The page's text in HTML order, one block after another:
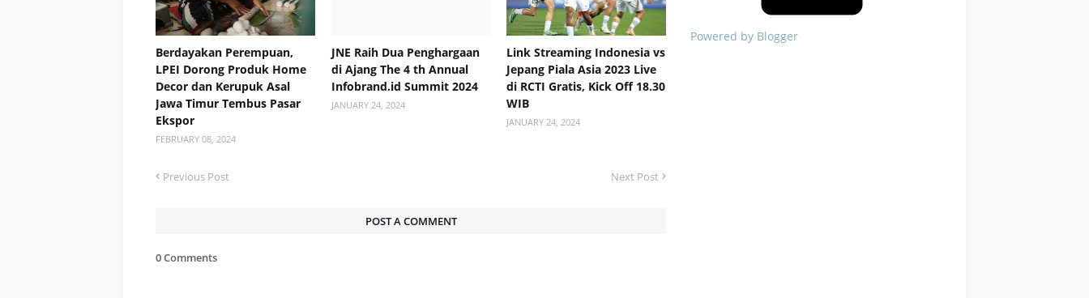
Berdayakan Perempuan,
LPEI Dorong Produk Home
Decor dan Kerupuk Asal
Jawa Timur Tembus Pasar
Ekspor
FEBRUARY 08, 2024
JNE Raih Dua Penghargaan
di Ajang The 4 th Annual
Infobrand.id Summit 2024
JANUARY 24, 2024
Link Streaming Indonesia vs
Jepang Piala Asia 2023 Live
di RCTI Gratis, Kick Off 18.30
WIB
JANUARY 24, 2024
Previous Post Next Post
POST A COMMENT
0 Comments
Powered by Blogger